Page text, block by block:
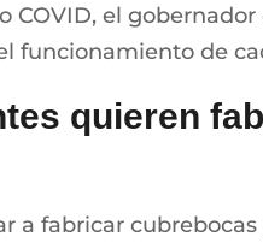
el
funcionamiento de
quieren
a fabricar